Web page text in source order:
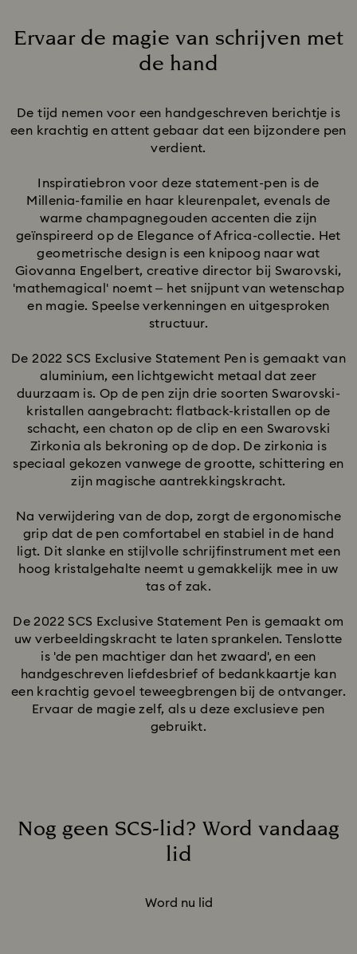
Ervaar de magie van schrijven met
de hand
De tijd nemen voor een handgeschreven berichtje is
een krachtig en attent gebaar dat een bijzondere pen
verdient.
Inspiratiebron voor deze statement-pen is de
Millenia-familie en haar kleurenpalet, evenals de
warme champagnegouden accenten die zijn
geïnspireerd op de Elegance of Africa-collectie. Het
geometrische design is een knipoog naar wat
Giovanna Engelbert, creative director bij Swarovski,
'mathemagical' noemt – het snijpunt van wetenschap
en magie. Speelse verkenningen en uitgesproken
structuur.
De 2022 SCS Exclusive Statement Pen is gemaakt van
aluminium, een lichtgewicht metaal dat zeer
duurzaam is. Op de pen zijn drie soorten Swarovski-
kristallen aangebracht: flatback-kristallen op de
schacht, een chaton op de clip en een Swarovski
Zirkonia als bekroning op de dop. De zirkonia is
speciaal gekozen vanwege de grootte, schittering en
zijn magische aantrekkingskracht.
Na verwijdering van de dop, zorgt de ergonomische
grip dat de pen comfortabel en stabiel in de hand
ligt. Dit slanke en stijlvolle schrijfinstrument met een
hoog kristalgehalte neemt u gemakkelijk mee in uw
tas of zak.
De 2022 SCS Exclusive Statement Pen is gemaakt om
uw verbeeldingskracht te laten sprankelen. Tenslotte
is 'de pen machtiger dan het zwaard', en een
handgeschreven liefdesbrief of bedankkaartje kan
een krachtig gevoel teweegbrengen bij de ontvanger.
Ervaar de magie zelf, als u deze exclusieve pen
gebruikt.
Nog geen SCS-lid? Word vandaag
lid
Word nu lid